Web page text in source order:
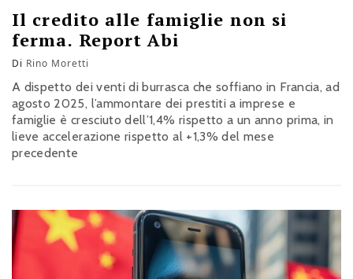
Il credito alle famiglie non si
ferma. Report Abi
Di Rino Moretti
A dispetto dei venti di burrasca che soffiano in Francia, ad
agosto 2025, l’ammontare dei prestiti a imprese e
famiglie è cresciuto dell’1,4% rispetto a un anno prima, in
lieve accelerazione rispetto al +1,3% del mese
precedente